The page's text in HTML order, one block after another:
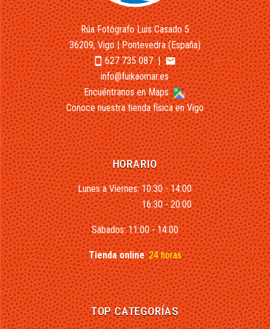
Rúa Fotógrafo Luis Casado 5
36209, Vigo | Pontevedra (España)
smartphone627 735 087|email
info@fuikaomar.es
Encuéntranos en Maps
Conoce nuestra tienda física en Vigo
HORARIO
Lunes a Viernes: 10:30 - 14:00
16:30 - 20:00
Sábados: 11:00 - 14:00
Tienda online:24 horas
TOP CATEGORÍAS